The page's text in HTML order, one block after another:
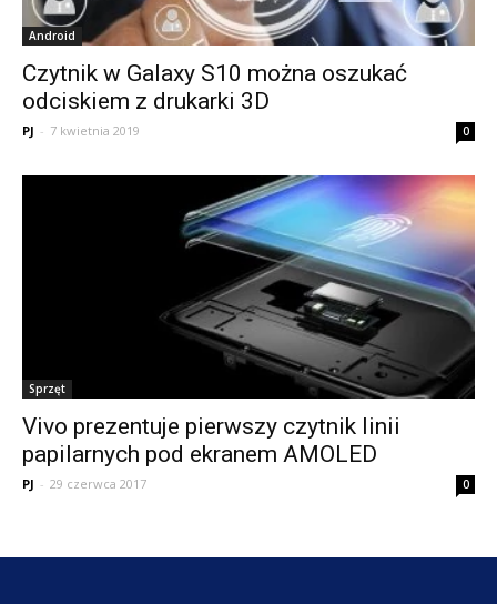
Android
Czytnik w Galaxy S10 można oszukać
odciskiem z drukarki 3D
PJ - 7 kwietnia 2019 0
Sprzęt
Vivo prezentuje pierwszy czytnik linii
papilarnych pod ekranem AMOLED
PJ - 29 czerwca 2017 0